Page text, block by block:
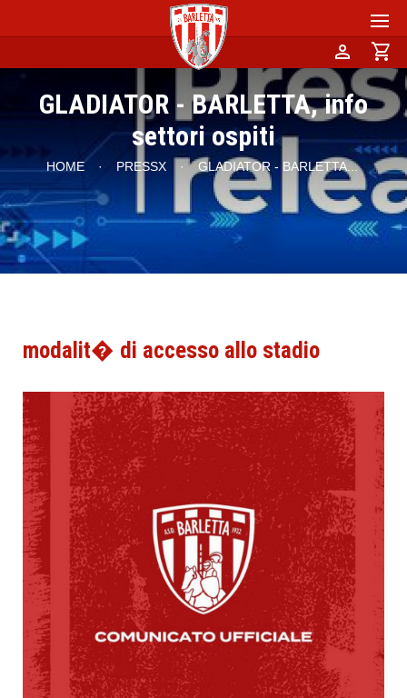
person shopping_cart
GLADIATOR - BARLETTA, info
settori ospiti
HOME · PRESSX · GLADIATOR - BARLETTA...
modalit� di accesso allo stadio